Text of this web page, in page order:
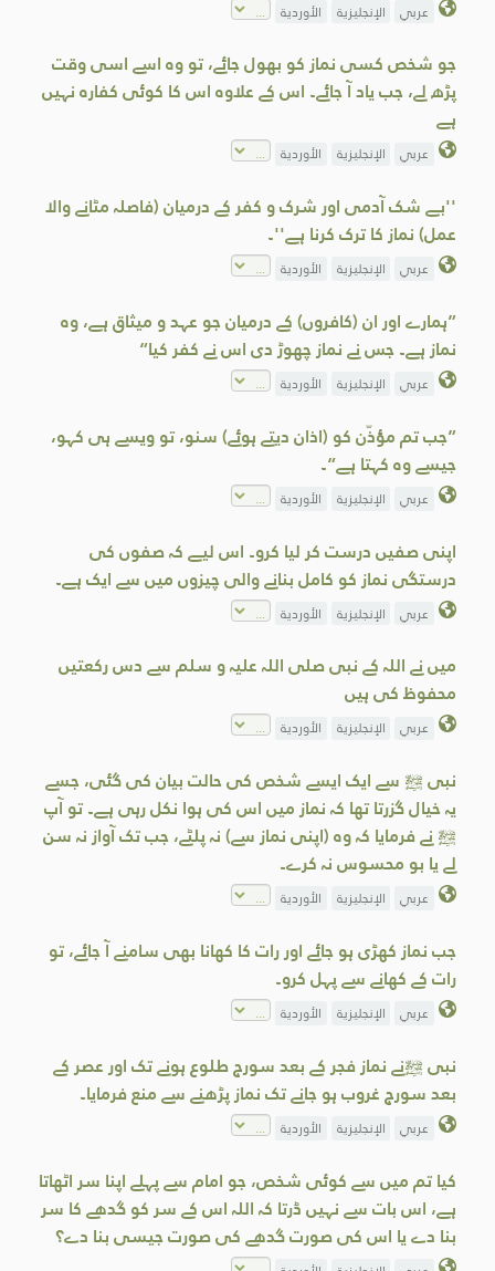
عربي الإنجليزية الأوردية
جو شخص کسی نماز کو بھول جائے، تو وہ اسے اسی وقت
پڑھ لے، جب یاد آ جائے۔ اس کے علاوہ اس کا کوئی کفارہ نہیں
ہے
عربي الإنجليزية الأوردية
''بے شک آدمی اور شرک و کفر کے درمیان (فاصلہ مٹانے والا
عمل) نماز کا ترک کرنا ہے''۔
عربي الإنجليزية الأوردية
”ہمارے اور ان (کافروں) کے درمیان جو عہد و میثاق ہے، وہ
نماز ہے۔ جس نے نماز چھوڑ دی اس نے کفر کیا“
عربي الإنجليزية الأوردية
”جب تم مؤذّن کو (اذان دیتے ہوئے) سنو، تو ویسے ہی کہو،
جیسے وہ کہتا ہے“۔
عربي الإنجليزية الأوردية
اپنی صفیں درست کر لیا کرو۔ اس لیے کہ صفوں کی
درستگی نماز کو کامل بنانے والی چیزوں میں سے ایک ہے۔
عربي الإنجليزية الأوردية
میں نے اللہ کے نبی صلی اللہ علیہ و سلم سے دس رکعتیں
محفوظ کی ہیں
عربي الإنجليزية الأوردية
نبی ﷺ سے ایک ایسے شخص کی حالت بیان کی گئی، جسے
یہ خیال گزرتا تھا کہ نماز میں اس کی ہوا نکل رہی ہے۔ تو آپ
ﷺ نے فرمایا کہ وہ (اپنی نماز سے) نہ پلٹے، جب تک آواز نہ سن
لے یا بو محسوس نہ کرے۔
عربي الإنجليزية الأوردية
جب نماز کھڑی ہو جائے اور رات کا کھانا بھی سامنے آ جائے، تو
رات کے کھانے سے پہل کرو۔
عربي الإنجليزية الأوردية
نبی ﷺنے نماز فجر کے بعد سورج طلوع ہونے تک اور عصر کے
بعد سورج غروب ہو جانے تک نماز پڑھنے سے منع فرمایا۔
عربي الإنجليزية الأوردية
کیا تم میں سے کوئی شخص، جو امام سے پہلے اپنا سر اٹھاتا
ہے، اس بات سے نہیں ڈرتا کہ اللہ اس کے سر کو گدھے کا سر
بنا دے یا اس کی صورت گدھے کی صورت جیسی بنا دے؟